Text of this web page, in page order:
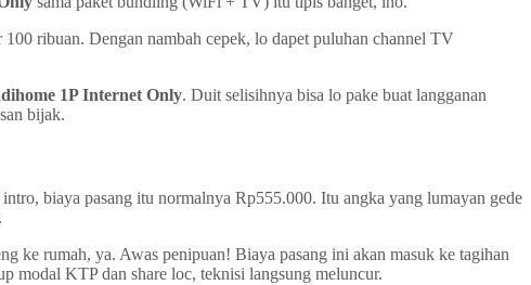
ribuan. Dengan nambah cepek, lo dapet puluhan channel TV
1P Internet Only. Duit selisihnya bisa lo pake buat langganan
bijak.
biaya pasang itu normalnya Rp555.000. Itu angka yang lumayan gede
ke rumah, ya. Awas penipuan! Biaya pasang ini akan masuk ke tagihan
modal KTP dan share loc, teknisi langsung meluncur.